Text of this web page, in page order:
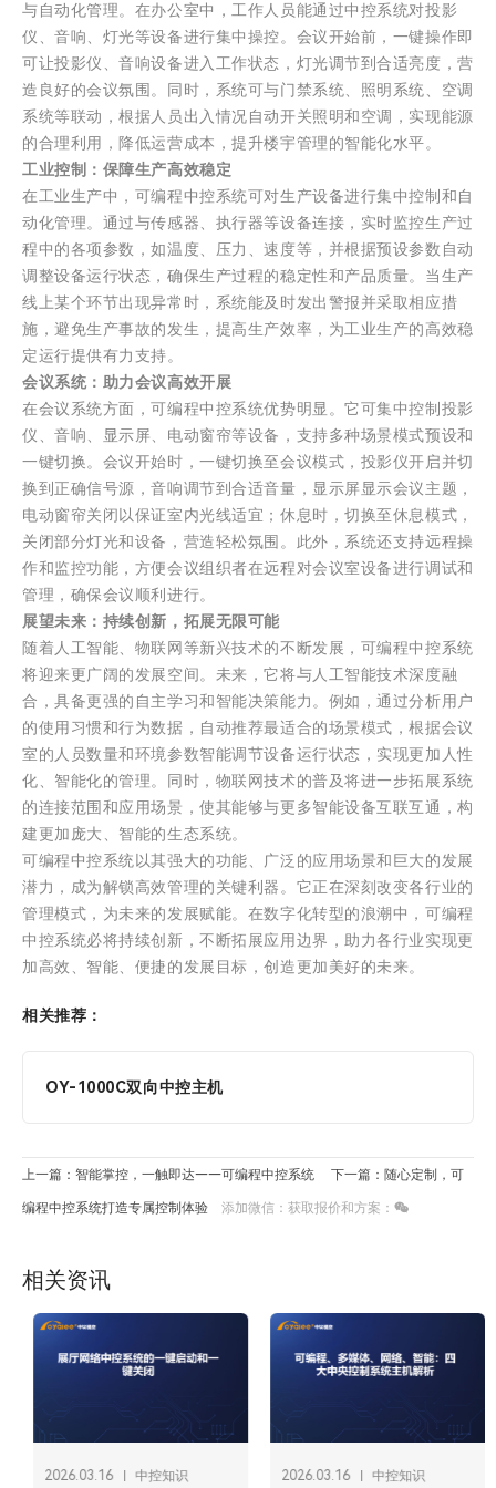
与自动化管理。在办公室中，工作人员能通过中控系统对投影
仪、音响、灯光等设备进行集中操控。会议开始前，一键操作即
可让投影仪、音响设备进入工作状态，灯光调节到合适亮度，营
造良好的会议氛围。同时，系统可与门禁系统、照明系统、空调
系统等联动，根据人员出入情况自动开关照明和空调，实现能源
的合理利用，降低运营成本，提升楼宇管理的智能化水平。
工业控制：保障生产高效稳定
在工业生产中，可编程中控系统可对生产设备进行集中控制和自
动化管理。通过与传感器、执行器等设备连接，实时监控生产过
程中的各项参数，如温度、压力、速度等，并根据预设参数自动
调整设备运行状态，确保生产过程的稳定性和产品质量。当生产
线上某个环节出现异常时，系统能及时发出警报并采取相应措
施，避免生产事故的发生，提高生产效率，为工业生产的高效稳
定运行提供有力支持。
会议系统：助力会议高效开展
在会议系统方面，可编程中控系统优势明显。它可集中控制投影
仪、音响、显示屏、电动窗帘等设备，支持多种场景模式预设和
一键切换。会议开始时，一键切换至会议模式，投影仪开启并切
换到正确信号源，音响调节到合适音量，显示屏显示会议主题，
电动窗帘关闭以保证室内光线适宜；休息时，切换至休息模式，
关闭部分灯光和设备，营造轻松氛围。此外，系统还支持远程操
作和监控功能，方便会议组织者在远程对会议室设备进行调试和
管理，确保会议顺利进行。
展望未来：持续创新，拓展无限可能
随着人工智能、物联网等新兴技术的不断发展，可编程中控系统
将迎来更广阔的发展空间。未来，它将与人工智能技术深度融
合，具备更强的自主学习和智能决策能力。例如，通过分析用户
的使用习惯和行为数据，自动推荐最适合的场景模式，根据会议
室的人员数量和环境参数智能调节设备运行状态，实现更加人性
化、智能化的管理。同时，物联网技术的普及将进一步拓展系统
的连接范围和应用场景，使其能够与更多智能设备互联互通，构
建更加庞大、智能的生态系统。
可编程中控系统以其强大的功能、广泛的应用场景和巨大的发展
潜力，成为解锁高效管理的关键利器。它正在深刻改变各行业的
管理模式，为未来的发展赋能。在数字化转型的浪潮中，可编程
中控系统必将持续创新，不断拓展应用边界，助力各行业实现更
加高效、智能、便捷的发展目标，创造更加美好的未来。
相关推荐：
OY-1000C双向中控主机
上一篇：智能掌控，一触即达——可编程中控系统​ 下一篇：随心定制，可
编程中控系统打造专属控制体验​ 添加微信：获取报价和方案：
相关资讯
2026.03.16 中控知识 2026.03.16 中控知识